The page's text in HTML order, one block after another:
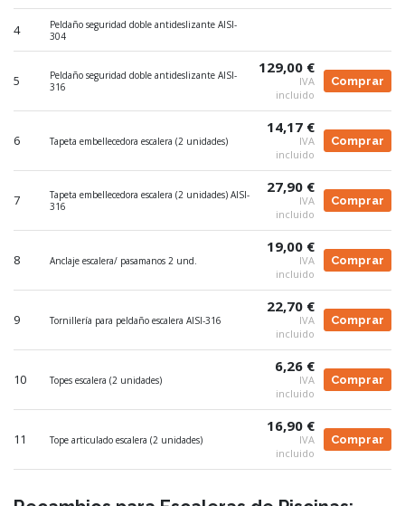
4
Peldaño seguridad doble antideslizante AISI-
304
5
Peldaño seguridad doble antideslizante AISI-
316
129,00 €
IVA
incluido
Comprar
6 Tapeta embellecedora escalera (2 unidades)
14,17 €
IVA
incluido
Comprar
7
Tapeta embellecedora escalera (2 unidades) AISI-
316
27,90 €
IVA
incluido
Comprar
8 Anclaje escalera/ pasamanos 2 und.
19,00 €
IVA
incluido
Comprar
9 Tornillería para peldaño escalera AISI-316
22,70 €
IVA
incluido
Comprar
10 Topes escalera (2 unidades)
6,26 €
IVA
incluido
Comprar
11 Tope articulado escalera (2 unidades)
16,90 €
IVA
incluido
Comprar